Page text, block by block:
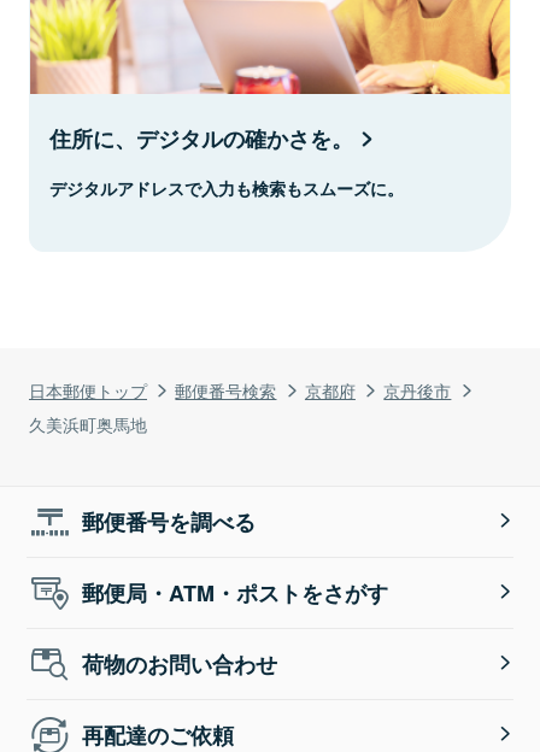
日本郵便トップ 郵便番号検索 京都府
京丹後市
久美浜町奥馬地
住所に、デジタルの確かさを。
デジタルアドレスで入力も検索もスムーズに。
郵便番号を調べる
郵便局・ATM・ポストをさがす
荷物のお問い合わせ
再配達のご依頼